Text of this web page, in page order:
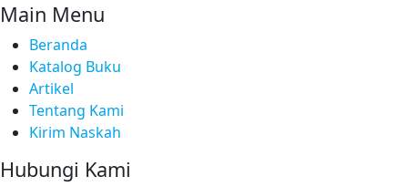
Main Menu
Beranda
Katalog Buku
Artikel
Tentang Kami
Kirim Naskah
Hubungi Kami